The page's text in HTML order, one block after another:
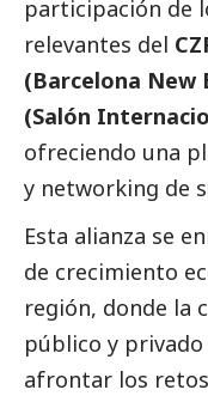
participación de
relevantes del
(Barcelona New
(Salón
ofreciendo una
y networking de
Esta alianza se
de crecimiento
región, donde la
público y
afrontar los